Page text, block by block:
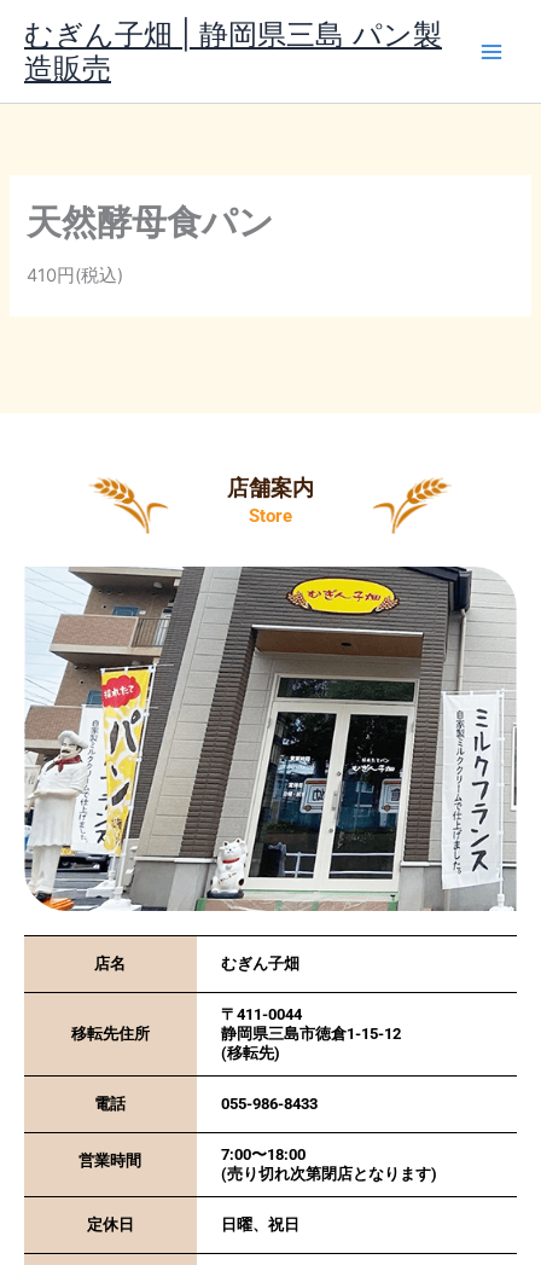
ス
むぎん子畑 | 静岡県三島 パン製
造販売
天然酵母食パン
410円(税込)
店舗案内
Store
店名 むぎん子畑
移転先住所
〒411-0044
静岡県三島市徳倉1-15-12
(移転先)
電話 055-986-8433
営業時間
7:00〜18:00
(売り切れ次第閉店となります)
定休日 日曜、祝日